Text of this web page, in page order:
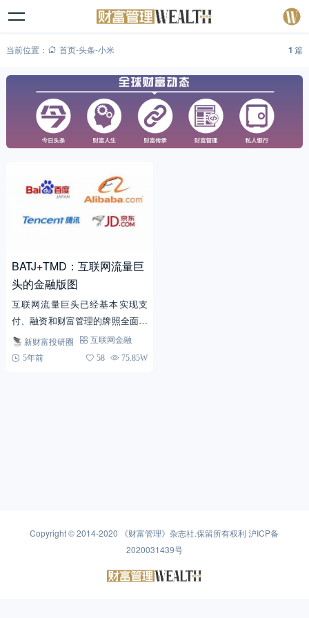
当前位置： 首页-头条-小米 1 篇
BATJ+TMD：互联网流量巨
头的金融版图
互联网流量巨头已经基本实现支
付、融资和财富管理的牌照全面布
局。支付业务，场景优势和先发优
势明显，支付宝、财付通呈现寡头
新财富投研圈
互联网金融
5年前
58 75.85W
Copyright © 2014-2020 《财富管理》杂志社.保留所有权利沪ICP备
2020031439号